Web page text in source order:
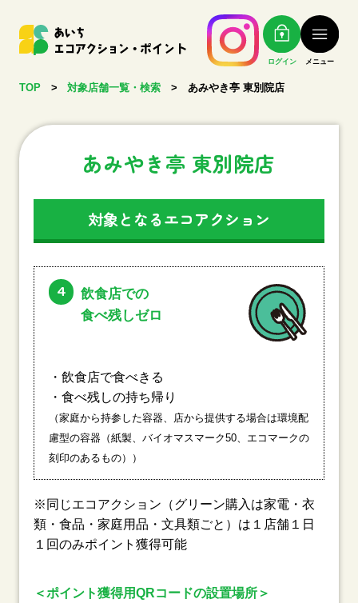
ログイン メニュー
TOP > 対象店舗一覧・検索 > あみやき亭 東別院店
あみやき亭 東別院店
対象となるエコアクション
4
飲食店での
食べ残しゼロ
・飲食店で食べきる
・食べ残しの持ち帰り
（家庭から持参した容器、店から提供する場合は環境配
慮型の容器（紙製、バイオマスマーク50、エコマークの
刻印のあるもの））
※同じエコアクション（グリーン購入は家電・衣
類・食品・家庭用品・文具類ごと）は１店舗１日
１回のみポイント獲得可能
＜ポイント獲得用QRコードの設置場所＞